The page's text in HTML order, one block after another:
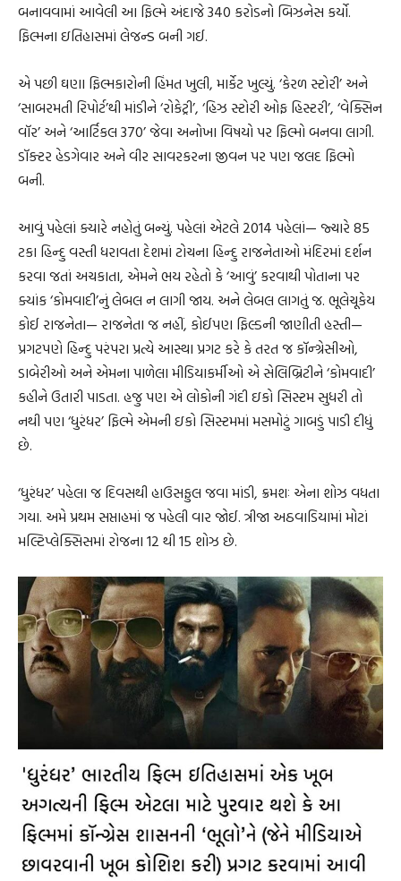
બનાવવામાં આવેલી આ ફિલ્મે અંદાજે 340 કરોડનો બિઝનેસ કર્યો.
ફિલ્મના ઇતિહાસમાં લેજન્ડ બની ગઈ.
એ પછી ઘણા ફિલ્મકારોની હિંમત ખુલી, માર્કેટ ખુલ્યું. ‘કેરળ સ્ટોરી’ અને
‘સાબરમતી રિપોર્ટ’થી માંડીને ‘રોકેટ્રી’, ‘હિઝ સ્ટોરી ઓફ હિસ્ટરી’, ‘વેક્સિન
વૉર’ અને ‘આર્ટિકલ 370’ જેવા અનોખા વિષયો પર ફિલ્મો બનવા લાગી.
ડૉક્ટર હેડગેવાર અને વીર સાવરકરના જીવન પર પણ જલદ ફિલ્મો
બની.
આવું પહેલાં ક્યારે નહોતું બન્યું. પહેલાં એટલે 2014 પહેલાં— જ્યારે 85
ટકા હિન્દુ વસ્તી ધરાવતા દેશમાં ટોચના હિન્દુ રાજનેતાઓ મંદિરમાં દર્શન
કરવા જતાં અચકાતા, એમને ભય રહેતો કે ‘આવું’ કરવાથી પોતાના પર
ક્યાંક ‘કોમવાદી’નું લેબલ ન લાગી જાય. અને લેબલ લાગતું જ. ભૂલેચૂકેય
કોઈ રાજનેતા— રાજનેતા જ નહીં, કોઈપણ ફિલ્ડની જાણીતી હસ્તી—
પ્રગટપણે હિન્દુ પરંપરા પ્રત્યે આસ્થા પ્રગટ કરે કે તરત જ કૉન્ગ્રેસીઓ,
ડાબેરીઓ અને એમના પાળેલા મીડિયાકર્મીઓ એ સેલિબ્રિટીને ‘કોમવાદી’
કહીને ઉતારી પાડતા. હજુ પણ એ લોકોની ગંદી ઇકો સિસ્ટમ સુધરી તો
નથી પણ ‘ધુરંધર’ ફિલ્મે એમની ઇકો સિસ્ટમમાં મસમોટું ગાબડું પાડી દીધું
છે.
‘ધુરંધર’ પહેલા જ દિવસથી હાઉસફુલ જવા માંડી, ક્રમશઃ એના શોઝ વધતા
ગયા. અમે પ્રથમ સપ્તાહમાં જ પહેલી વાર જોઈ. ત્રીજા અઠવાડિયામાં મોટાં
મલ્ટિપ્લેક્સિસમાં રોજના 12 થી 15 શોઝ છે.